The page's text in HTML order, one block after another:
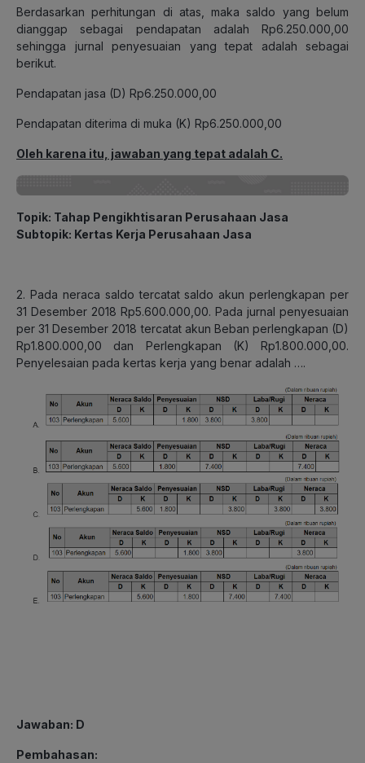
Berdasarkan perhitungan di atas, maka saldo yang belum
dianggap sebagai pendapatan adalah Rp6.250.000,00
sehingga jurnal penyesuaian yang tepat adalah sebagai
berikut.
Pendapatan jasa (D) Rp6.250.000,00
Pendapatan diterima di muka (K) Rp6.250.000,00
Oleh karena itu, jawaban yang tepat adalah C.
Topik: Tahap Pengikhtisaran Perusahaan Jasa
Subtopik: Kertas Kerja Perusahaan Jasa
2. Pada neraca saldo tercatat saldo akun perlengkapan per
31 Desember 2018 Rp5.600.000,00. Pada jurnal penyesuaian
per 31 Desember 2018 tercatat akun Beban perlengkapan (D)
Rp1.800.000,00 dan Perlengkapan (K) Rp1.800.000,00.
Penyelesaian pada kertas kerja yang benar adalah ….
Jawaban: D
Pembahasan: